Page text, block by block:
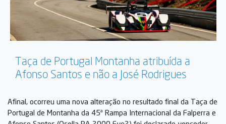
Taça de Portugal Montanha atribuída a
Afonso Santos e não a José Rodrigues
Afinal, ocorreu uma nova alteração no resultado final da Taça de
Portugal de Montanha da 45ª Rampa Internacional da Falperra e